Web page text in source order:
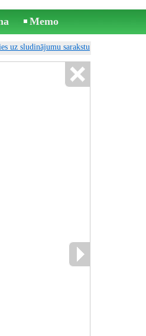
Memo
uz sludinājumu sarakstu